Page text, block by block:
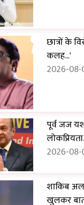
छात्रों के
कलह...'
2026-08-
पूर्व जज
2026-08-
शाकिब
खुलकर